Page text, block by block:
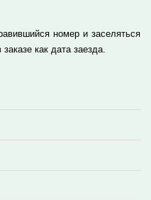
номер и заселяться
как дата заезда.